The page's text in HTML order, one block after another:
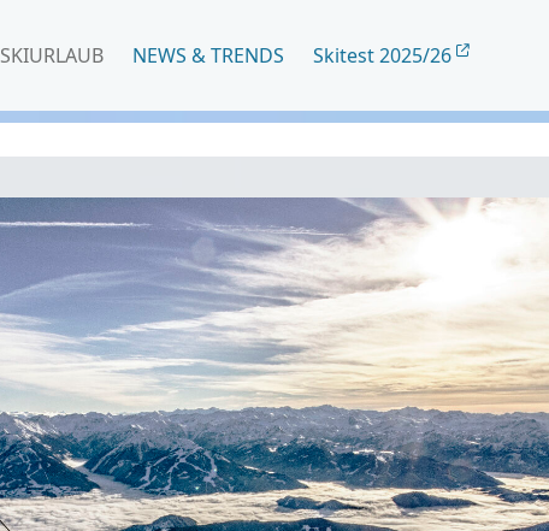
SKIURLAUB NEWS & TRENDS Skitest 2025/26